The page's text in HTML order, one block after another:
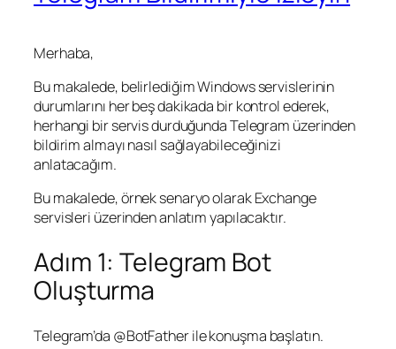
Merhaba,
Bu makalede, belirlediğim Windows servislerinin
durumlarını her beş dakikada bir kontrol ederek,
herhangi bir servis durduğunda Telegram üzerinden
bildirim almayı nasıl sağlayabileceğinizi
anlatacağım.
Bu makalede, örnek senaryo olarak Exchange
servisleri üzerinden anlatım yapılacaktır.
Adım 1: Telegram Bot
Oluşturma
Telegram’da @BotFatherile konuşma başlatın.